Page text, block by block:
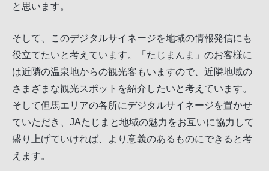
と思います。
そして、このデジタルサイネージを地域の情報発信にも
役立てたいと考えています。「たじまんま」のお客様に
は近隣の温泉地からの観光客もいますので、近隣地域の
さまざまな観光スポットを紹介したいと考えています。
そして但馬エリアの各所にデジタルサイネージを置かせ
ていただき、JAたじまと地域の魅力をお互いに協力して
盛り上げていければ、より意義のあるものにできると考
えます。